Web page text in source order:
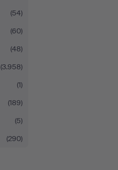
(54)
(60)
(48)
(3.958)
(1)
(189)
(5)
(290)